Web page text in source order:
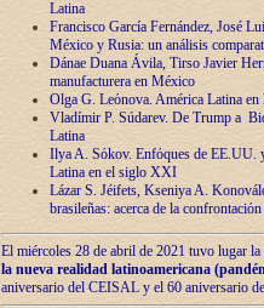
Latina
Francisco García Fernández, José
México y Rusia: un análisis
Dánae Duana Ávila, Tirso Javier
manufacturera en México
Olga G. Leόnova. América Latina
Vladímir P. Súdarev. De Trump a
Latina
Ilya A. Sόkov. Enfόques de EE.UU.
Latina en el siglo XXI
Lázar S. Jéifets, Kseniya A.
brasileñas: acerca de la
El miércoles 28 de abril de 2021 tuvo lugar la
la nueva realidad latinoamericana
aniversario del CEISAL y el 60 aniversario